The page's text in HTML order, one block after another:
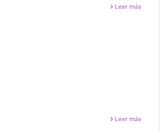
Leer más
Leer más